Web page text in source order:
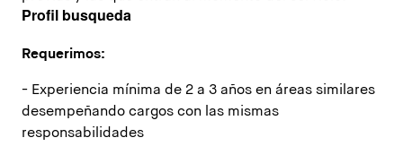
Profil busqueda
Requerimos:
- Experiencia mínima de 2 a 3 años en áreas similares
desempeñando cargos con las mismas
responsabilidades